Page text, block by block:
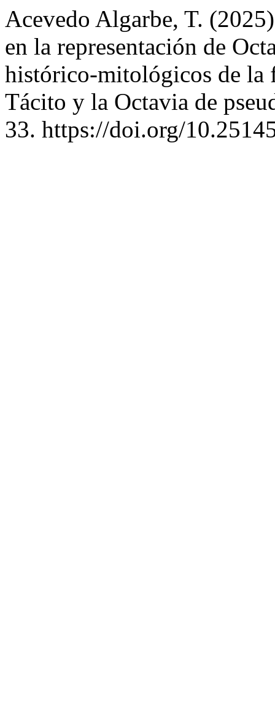
Acevedo Algarbe, T.
en la representación de
histórico-mitológicos de la
Tácito y la Octavia de
33. https://doi.org/